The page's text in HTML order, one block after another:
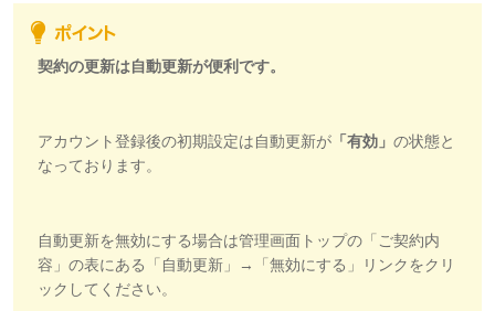
契約の更新は自動更新が便利です。
アカウント登録後の初期設定は自動更新が 「有効」 の状態と
なっております。
自動更新を無効にする場合は管理画面トップの「ご契約内
容」の表にある「自動更新」→「無効にする」リンクをクリ
ックしてください。